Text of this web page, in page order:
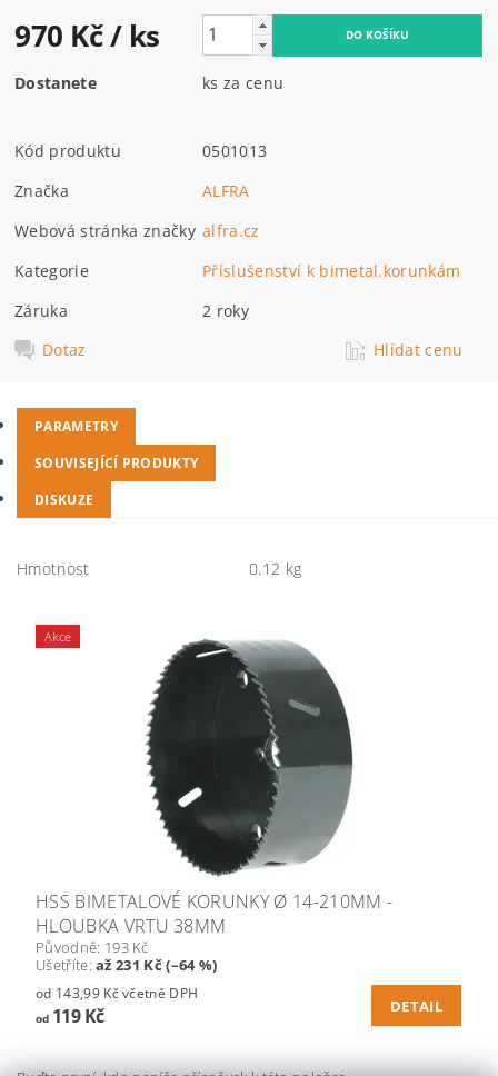
970 Kč/ ks
Dostanete ks za cenu
Kód produktu
0501013
Značka
ALFRA
Webová stránka značky alfra.cz
Kategorie
Příslušenství k bimetal.korunkám
Záruka
2 roky
Dotaz
Hlídat cenu
PARAMETRY
SOUVISEJÍCÍ PRODUKTY
DISKUZE
Hmotnost 0.12 kg
Akce
HSS BIMETALOVÉ KORUNKY Ø 14-210MM -
HLOUBKA VRTU 38MM
Původně: 193 Kč
Ušetříte:až 231 Kč (–64 %)
od 143,99 Kč včetně DPH
od119 Kč DETAIL